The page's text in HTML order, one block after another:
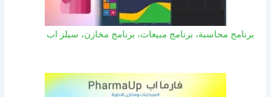
برنامج محاسبة، برنامج مبيعات، برنامج مخازن، سيلز اب